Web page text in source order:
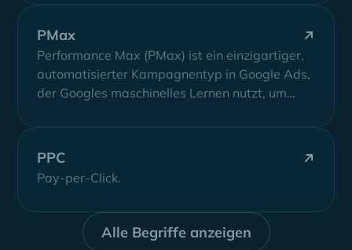
PMax
Performance Max (PMax) ist ein einzigartiger,
automatisierter Kampagnentyp in Google Ads,
der Googles maschinelles Lernen nutzt, um
PPC
Pay-per-Click.
Alle Begriffe anzeigen